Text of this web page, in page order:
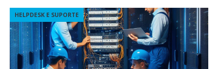
HELPDESK E SUPORTE